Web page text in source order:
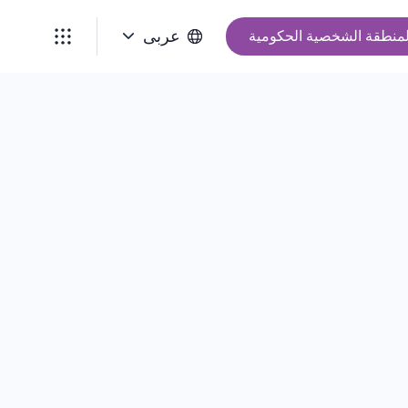
الشخصية الحكومية عربى